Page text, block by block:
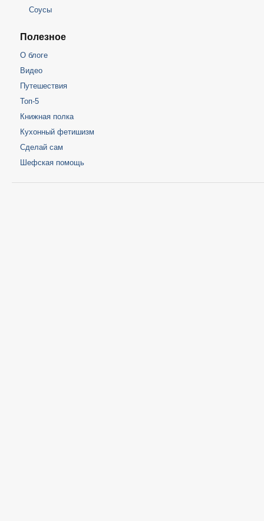
Соусы
Полезное
О блоге
Видео
Путешествия
Топ-5
Книжная полка
Кухонный фетишизм
Сделай сам
Шефская помощь